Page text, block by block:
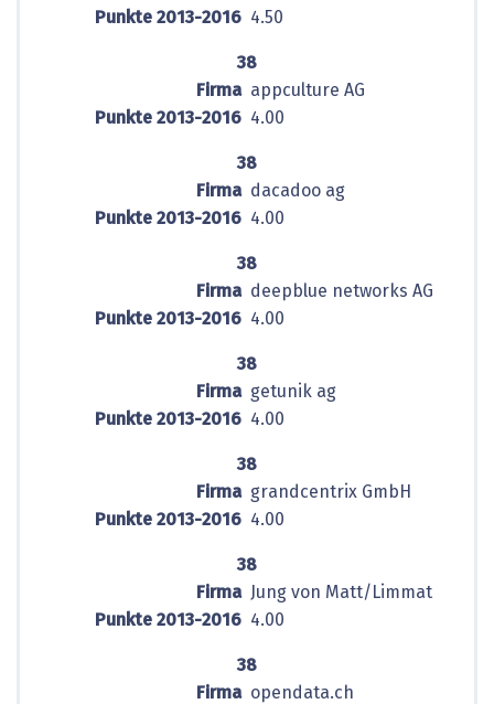
Punkte 2013-2016 4.50
38
Firma appculture AG
Punkte 2013-2016 4.00
38
Firma dacadoo ag
Punkte 2013-2016 4.00
38
Firma deepblue networks AG
Punkte 2013-2016 4.00
38
Firma getunik ag
Punkte 2013-2016 4.00
38
Firma grandcentrix GmbH
Punkte 2013-2016 4.00
38
Firma
Jung von Matt/Limmat
Punkte 2013-2016 4.00
38
Firma opendata.ch